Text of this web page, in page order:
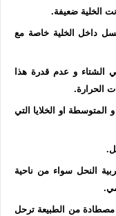
الخلية ضعيفة.
داخل الخلية خاصة مع
و عدم قدرة هذا
الحرارة.
المتوسطة او الخلايا التي
النحل سواء من ناحية
مصطادة من الطبيعة ترحل